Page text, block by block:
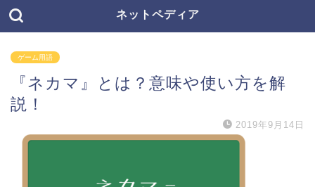
ネットペディア
ゲーム用語
『ネカマ』とは？意味や使い方を解
説！
2019年9月14日